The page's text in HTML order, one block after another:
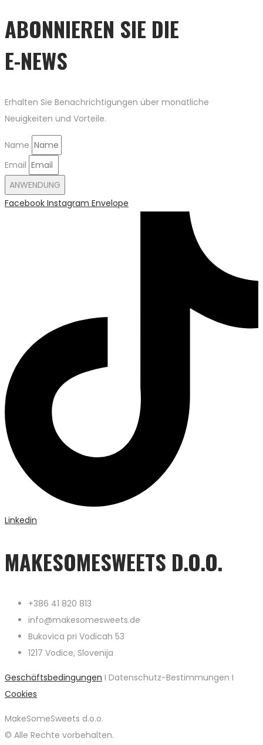
ABONNIEREN SIE DIE
E-NEWS
Erhalten Sie Benachrichtigungen über monatliche
Neuigkeiten und Vorteile.
Name
Email
ANWENDUNG
Facebook Instagram Envelope
Linkedin
MAKESOMESWEETS D.O.O.
+386 41 820 813
info@makesomesweets.de
Bukovica pri Vodicah 53
1217 Vodice, Slovenija
Geschäftsbedingungen I Datenschutz-Bestimmungen I
Cookies
MakeSomeSweets d.o.o.
© Alle Rechte vorbehalten.